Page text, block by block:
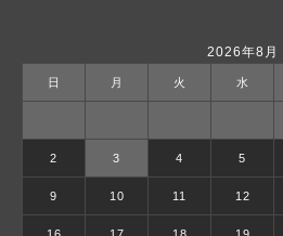
2026年8月
日 月 火 水
2 3 4 5
9 10 11 12